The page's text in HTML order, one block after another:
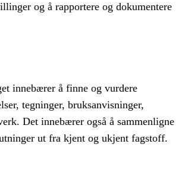
og å rapportere og dokumentere
innebærer å finne og vurdere
tegninger, bruksanvisninger,
Det innebærer også å sammenligne
ut fra kjent og ukjent fagstoff.